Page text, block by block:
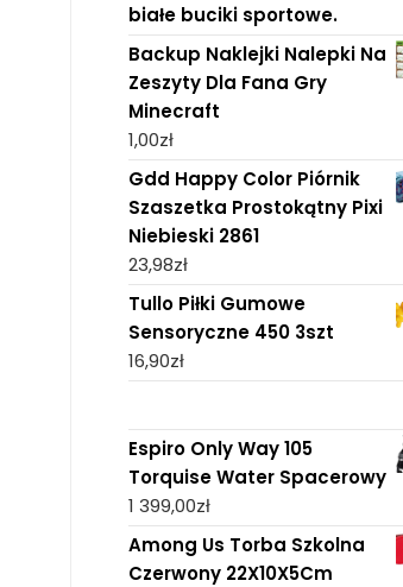
białe buciki sportowe.
Backup Naklejki Nalepki Na
Zeszyty Dla Fana Gry
Minecraft
1,00zł
Gdd Happy Color Piórnik
Szaszetka Prostokątny Pixi
Niebieski 2861
23,98zł
Tullo Piłki Gumowe
Sensoryczne 450 3szt
16,90zł
Espiro Only Way 105
Torquise Water Spacerowy
1 399,00zł
Among Us Torba Szkolna
Czerwony 22X10X5Cm